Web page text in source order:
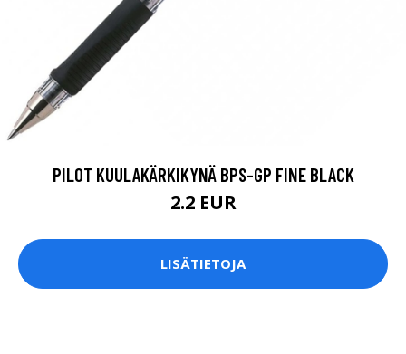
PILOT KUULAKÄRKIKYNÄ BPS-GP FINE BLACK
2.2 EUR
LISÄTIETOJA